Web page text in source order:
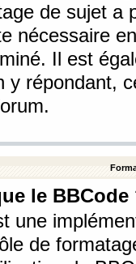
de sujet a
nécessaire
Il est
y répondant,
le BBCode
une
de